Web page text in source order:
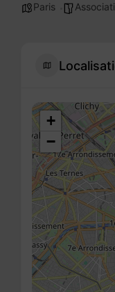
Paris
+
−